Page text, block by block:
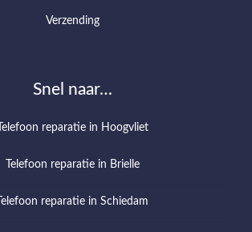
Verzending
Snel naar…
Telefoon reparatie in Hoogvliet
Telefoon reparatie in Brielle
Telefoon reparatie in Schiedam